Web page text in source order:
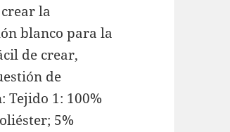
la
blanco para la
de crear,
de
Tejido 1: 100%
5%